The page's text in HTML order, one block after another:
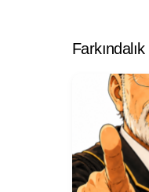
Farkındalık